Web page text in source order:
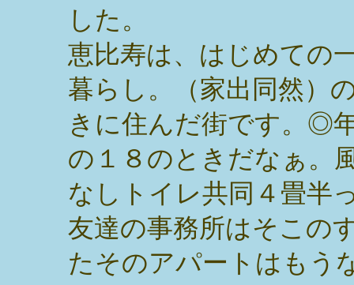
した。
恵比寿は、はじめての
暮らし。（家出同然）
きに住んだ街です。◎
の１８のときだなぁ。
なしトイレ共同４畳半
友達の事務所はそこの
たそのアパートはもう